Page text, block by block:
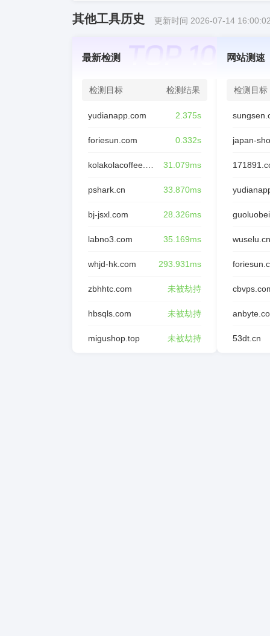
其他工具历史 更新时间 2026-07-14
最新检测
检测目标 检测结果
yudianapp.com 2.375s
foriesun.com 0.332s
31.079ms
pshark.cn 33.870ms
bj-jsxl.com 28.326ms
labno3.com 35.169ms
whjd-hk.com 293.931ms
zbhhtc.com 未被劫持
hbsqls.com 未被劫持
migushop.top 未被劫持
网站测速
检测目标
japan-
wuselu.cn
53dt.cn